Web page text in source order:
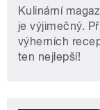
Kulinární
je výjimečný.
výherních
ten nejlepší!